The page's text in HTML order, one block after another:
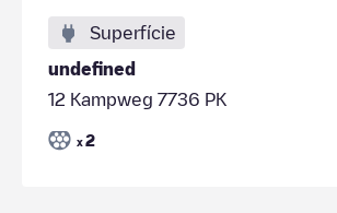
Superfície
undefined
12 Kampweg 7736 PK
x 2